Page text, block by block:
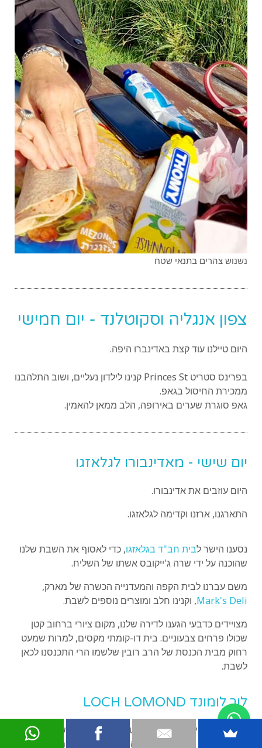
נשנוש צהרים בתנאי שטח
צפון אנגליה וסקוטלנד - יום חמישי
היום טיילנו עוד קצת באדינברו היפה.
בפרינס סטריט Princes St קנינו לילדון נעליים, ושוב התלהבנו
ממכירת החיסול בגאפ.
גאפ סוגרת שערים באירופה, הלב ממאן להאמין.
יום שישי - מאדינבורו לגלאזגו
היום עוזבים את אדינבורו.
התארגנו, ארזנו וקדימה לגלאזגו.
נסענו הישר לבית חב"ד בגלאזגו, כדי לאסוף את השבת שלנו
שהוכנה על ידי שרה ג'ייקובס אשתו של השליח.
משם עברנו לבית הקפה והמעדנייה הכשרה של מארק,
Mark's Deli, וקנינו חלב ומוצרים נוספים לשבת.
מצויידים כדבעי הגענו לדירה שלנו, מקום ציורי ברחוב קטן
שכולו פרחים צבעוניים. בית דו-קומתי מקסים, למרות שמעט
רחוק מבית הכנסת של הרב רובין שלשמו הרי התכנסנו לכאן
לשבת.
לוך לומונד LOCH LOMOND
אחרי שהתבייתנו במקום החלטנו שלמרות שיום שישי היום,
ואפילו שכבר אחרי שתיים בצהריים, אנחנו הולכים לשחות